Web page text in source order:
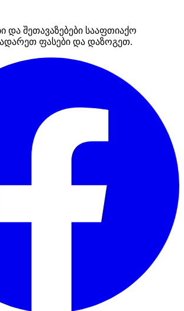
და შეთავაზებები სააფთიაქო
ფასები და დაზოგეთ.